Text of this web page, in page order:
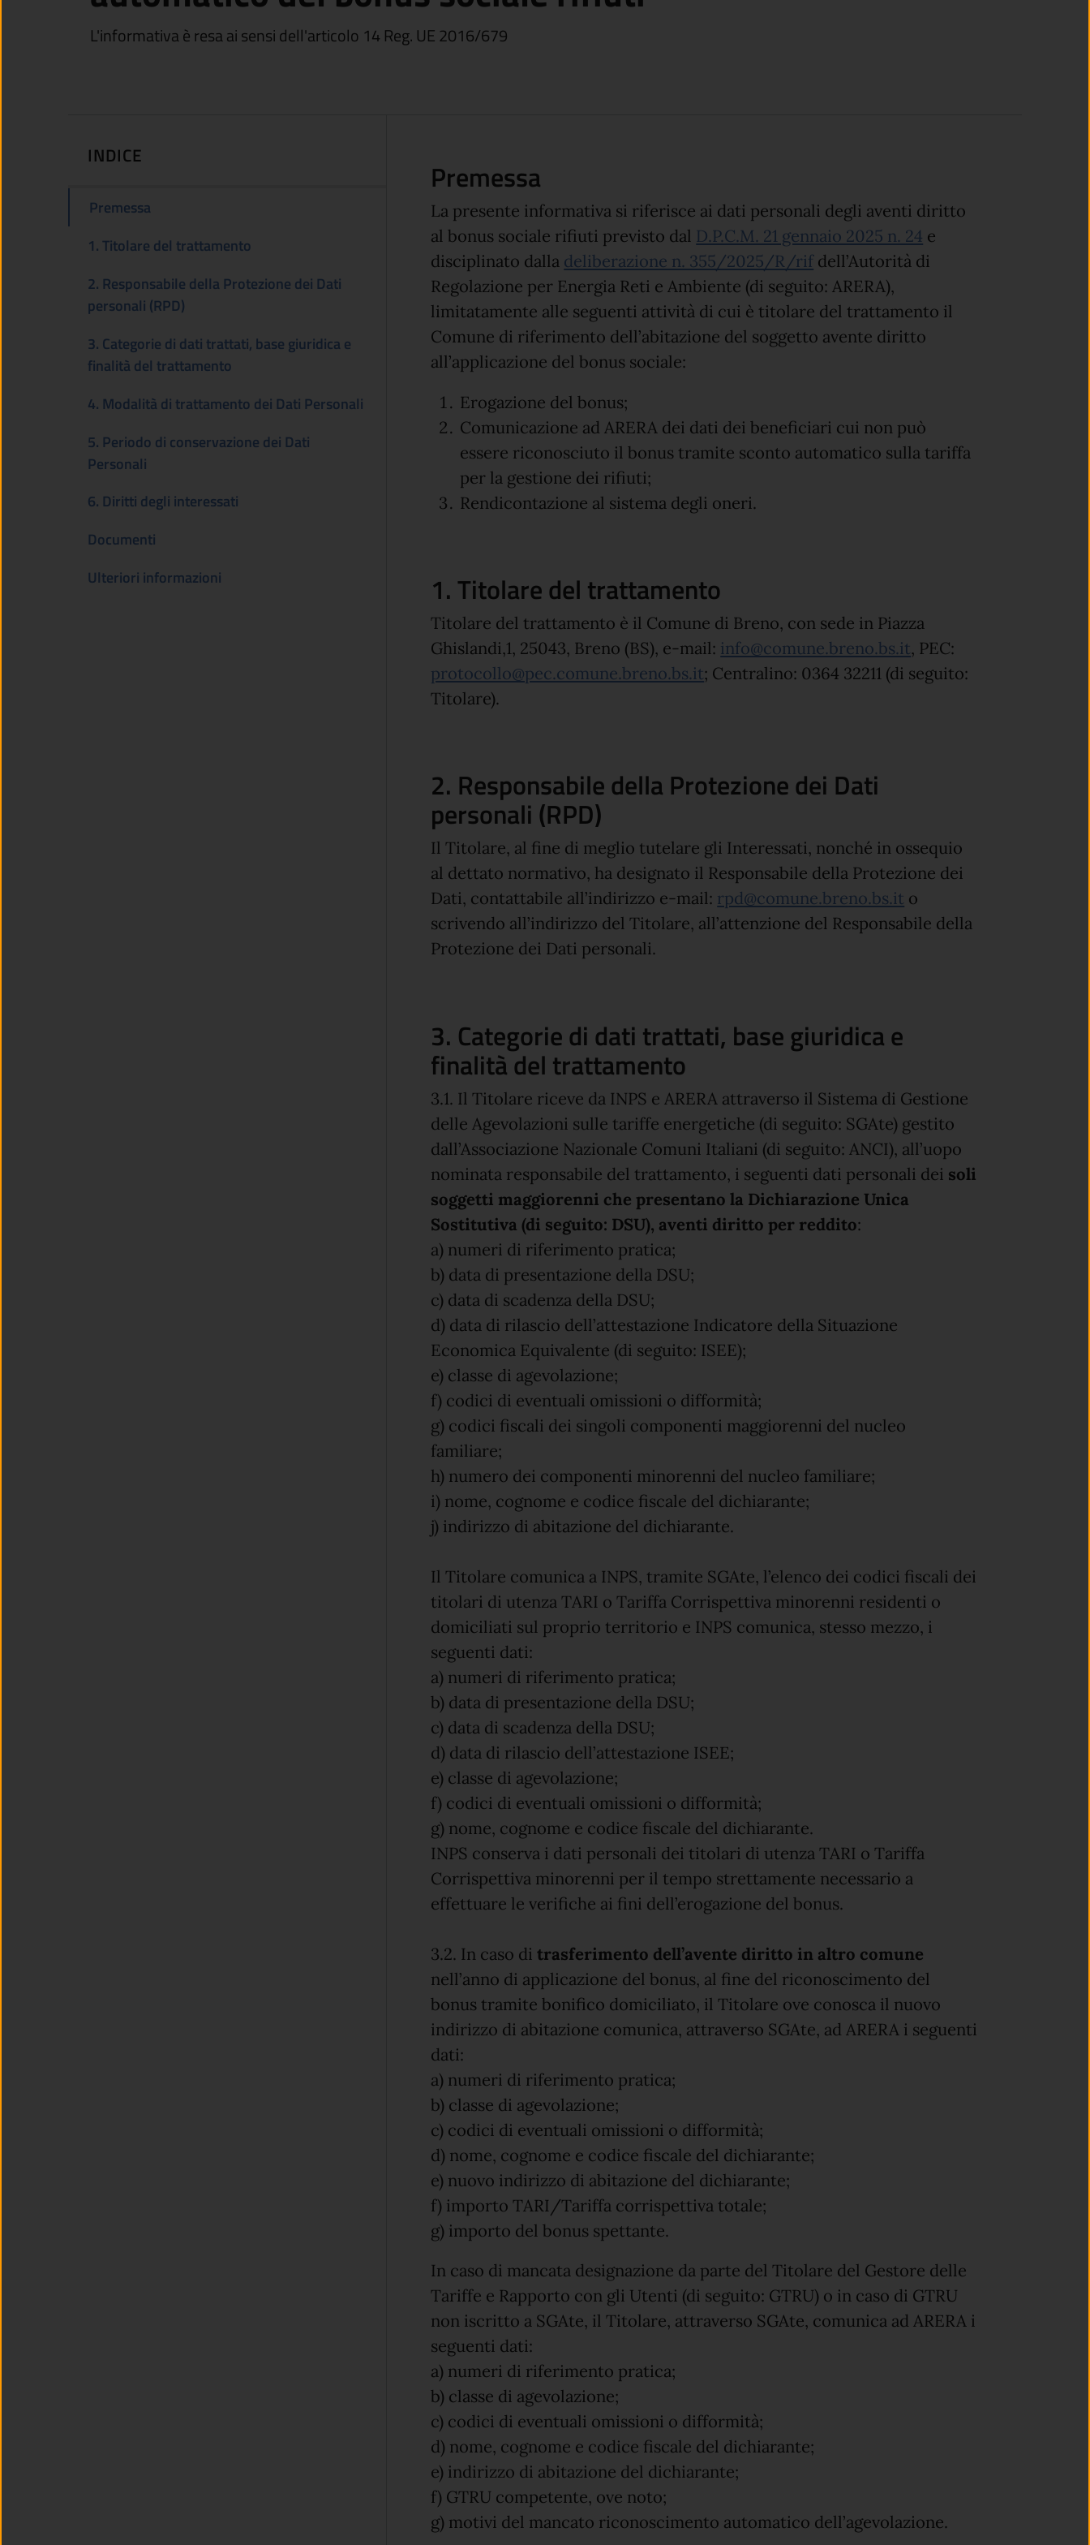
L'informativa è resa ai sensi dell'articolo 14 Reg. UE 2016/679
INDICE
Premessa
1. Titolare del trattamento
2. Responsabile della Protezione dei Dati
personali (RPD)
3. Categorie di dati trattati, base giuridica e
finalità del trattamento
4. Modalità di trattamento dei Dati Personali
5. Periodo di conservazione dei Dati
Personali
6. Diritti degli interessati
Documenti
Ulteriori informazioni
Premessa
La presente informativa si riferisce ai dati personali degli aventi diritto
al bonus sociale rifiuti previsto dal D.P.C.M. 21 gennaio 2025 n. 24 (apre in un'altra
e
disciplinato dalla deliberazione n. 355/2025/R/rif(apre in un'altra scheda).
dell’Autorità di
Regolazione per Energia Reti e Ambiente (di seguito: ARERA),
limitatamente alle seguenti attività di cui è titolare del trattamento il
Comune di riferimento dell’abitazione del soggetto avente diritto
all’applicazione del bonus sociale:
Erogazione del bonus;
Comunicazione ad ARERA dei dati dei beneficiari cui non può
essere riconosciuto il bonus tramite sconto automatico sulla tariffa
per la gestione dei rifiuti;
Rendicontazione al sistema degli oneri.
1. Titolare del trattamento
Titolare del trattamento è il Comune di Breno, con sede in Piazza
Ghislandi,1, 25043, Breno (BS), e-mail: info@comune.breno.bs.it, PEC:
protocollo@pec.comune.breno.bs.it; Centralino: 0364 32211 (di seguito:
Titolare).
2. Responsabile della Protezione dei Dati
personali (RPD)
Il Titolare, al fine di meglio tutelare gli Interessati, nonché in ossequio
al dettato normativo, ha designato il Responsabile della Protezione dei
Dati, contattabile all’indirizzo e-mail: rpd@comune.breno.bs.it o
scrivendo all’indirizzo del Titolare, all’attenzione del Responsabile della
Protezione dei Dati personali.
3. Categorie di dati trattati, base giuridica e
finalità del trattamento
3.1. Il Titolare riceve da INPS e ARERA attraverso il Sistema di Gestione
delle Agevolazioni sulle tariffe energetiche (di seguito: SGAte) gestito
dall’Associazione Nazionale Comuni Italiani (di seguito: ANCI), all’uopo
nominata responsabile del trattamento, i seguenti dati personali dei soli
soggetti maggiorenni che presentano la Dichiarazione Unica
Sostitutiva (di seguito: DSU), aventi diritto per reddito:
a) numeri di riferimento pratica;
b) data di presentazione della DSU;
c) data di scadenza della DSU;
d) data di rilascio dell’attestazione Indicatore della Situazione
Economica Equivalente (di seguito: ISEE);
e) classe di agevolazione;
f) codici di eventuali omissioni o difformità;
g) codici fiscali dei singoli componenti maggiorenni del nucleo
familiare;
h) numero dei componenti minorenni del nucleo familiare;
i) nome, cognome e codice fiscale del dichiarante;
j) indirizzo di abitazione del dichiarante.
Il Titolare comunica a INPS, tramite SGAte, l’elenco dei codici fiscali dei
titolari di utenza TARI o Tariffa Corrispettiva minorenni residenti o
domiciliati sul proprio territorio e INPS comunica, stesso mezzo, i
seguenti dati:
a) numeri di riferimento pratica;
b) data di presentazione della DSU;
c) data di scadenza della DSU;
d) data di rilascio dell’attestazione ISEE;
e) classe di agevolazione;
f) codici di eventuali omissioni o difformità;
g) nome, cognome e codice fiscale del dichiarante.
INPS conserva i dati personali dei titolari di utenza TARI o Tariffa
Corrispettiva minorenni per il tempo strettamente necessario a
effettuare le verifiche ai fini dell’erogazione del bonus.
3.2. In caso ditrasferimento dell’avente diritto in altro comune
nell’anno di applicazione del bonus, al fine del riconoscimento del
bonus tramite bonifico domiciliato, il Titolare ove conosca il nuovo
indirizzo di abitazione comunica, attraverso SGAte, ad ARERA i seguenti
dati:
a) numeri di riferimento pratica;
b) classe di agevolazione;
c) codici di eventuali omissioni o difformità;
d) nome, cognome e codice fiscale del dichiarante;
e) nuovo indirizzo di abitazione del dichiarante;
f) importo TARI/Tariffa corrispettiva totale;
g) importo del bonus spettante.
In caso di mancata designazione da parte del Titolare del Gestore delle
Tariffe e Rapporto con gli Utenti (di seguito: GTRU) o in caso di GTRU
non iscritto a SGAte, il Titolare, attraverso SGAte, comunica ad ARERA i
seguenti dati:
a) numeri di riferimento pratica;
b) classe di agevolazione;
c) codici di eventuali omissioni o difformità;
d) nome, cognome e codice fiscale del dichiarante;
e) indirizzo di abitazione del dichiarante;
f) GTRU competente, ove noto;
g) motivi del mancato riconoscimento automatico dell’agevolazione.